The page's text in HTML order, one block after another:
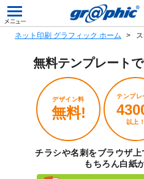
ネット印刷 グラフィック ホーム
無料テンプレートで
デザイン料
無料!
テンプレ
以上！
チラシや名刺をブラウザ上
もちろん白紙